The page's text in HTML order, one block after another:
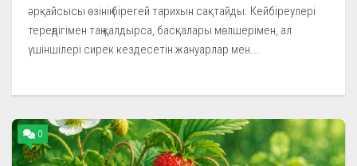
әрқайсысы өзінің бірегей тарихын сақтайды. Кейбіреулері
тереңдігімен таң қалдырса, басқалары мөлшерімен, ал
үшіншілері сирек кездесетін жануарлар мен...
0